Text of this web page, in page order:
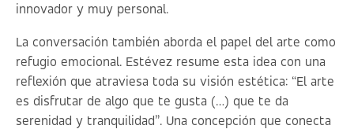
innovador y muy personal.
La conversación también aborda el papel del arte como
refugio emocional. Estévez resume esta idea con una
reflexión que atraviesa toda su visión estética: “El arte
es disfrutar de algo que te gusta (…) que te da
serenidad y tranquilidad”. Una concepción que conecta